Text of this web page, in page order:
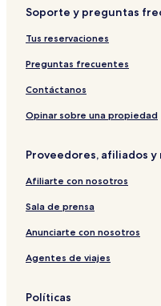
Soporte y preguntas
Tus reservaciones
Preguntas frecuentes
Contáctanos
Opinar sobre una propiedad
Proveedores, afiliados
Afiliarte con nosotros
Sala de prensa
Anunciarte con nosotros
Agentes de viajes
Políticas